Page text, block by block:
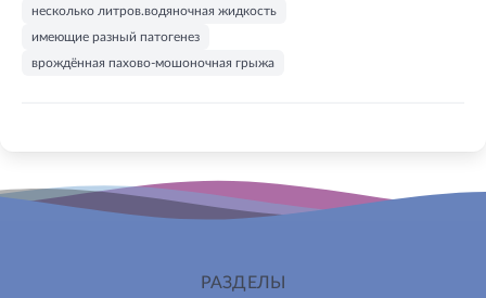
несколько литров.водяночная жидкость
имеющие разный патогенез
врождённая пахово-мошоночная грыжа
РАЗДЕЛЫ